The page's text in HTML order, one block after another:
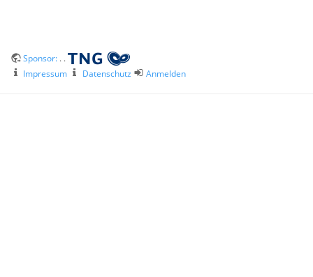
Sponsor: . .
Impressum
Datenschutz Anmelden